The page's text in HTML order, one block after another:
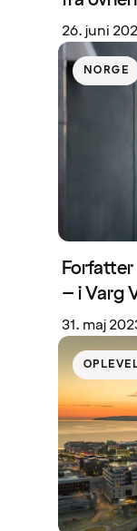
26. juni
NORGE
Forfatter
– i Varg
31. maj